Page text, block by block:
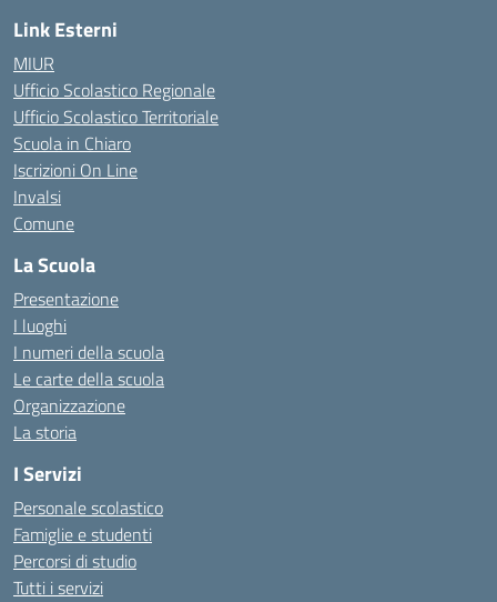
Link Esterni
MIUR
Ufficio Scolastico Regionale
Ufficio Scolastico Territoriale
Scuola in Chiaro
Iscrizioni On Line
Invalsi
Comune
La Scuola
Presentazione
I luoghi
I numeri della scuola
Le carte della scuola
Organizzazione
La storia
I Servizi
Personale scolastico
Famiglie e studenti
Percorsi di studio
Tutti i servizi